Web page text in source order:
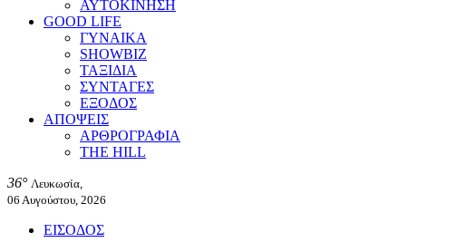
ΑΥΤΟΚΙΝΗΣΗ
GOOD LIFE
ΓΥΝΑΙΚΑ
SHOWBIZ
ΤΑΞΙΔΙΑ
ΣΥΝΤΑΓΕΣ
ΕΞΟΔΟΣ
ΑΠΟΨΕΙΣ
ΑΡΘΡΟΓΡΑΦΙΑ
THE HILL
36° Λευκωσία,
06 Αυγούστου, 2026
ΕΙΣΟΔΟΣ